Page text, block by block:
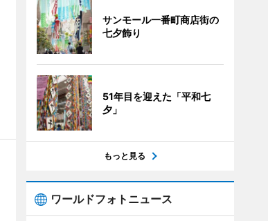
サンモール一番町商店街の
七夕飾り
51年目を迎えた「平和七
夕」
もっと見る
ワールドフォトニュース